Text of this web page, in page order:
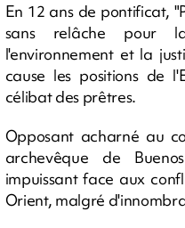
En 12 ans de pontificat,
sans relâche pour
l'environnement et la
cause les positions de
célibat des prêtres.
Opposant acharné au
archevêque de
impuissant face aux
Orient, malgré